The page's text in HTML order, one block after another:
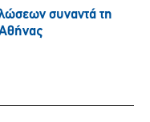
συναντά τη